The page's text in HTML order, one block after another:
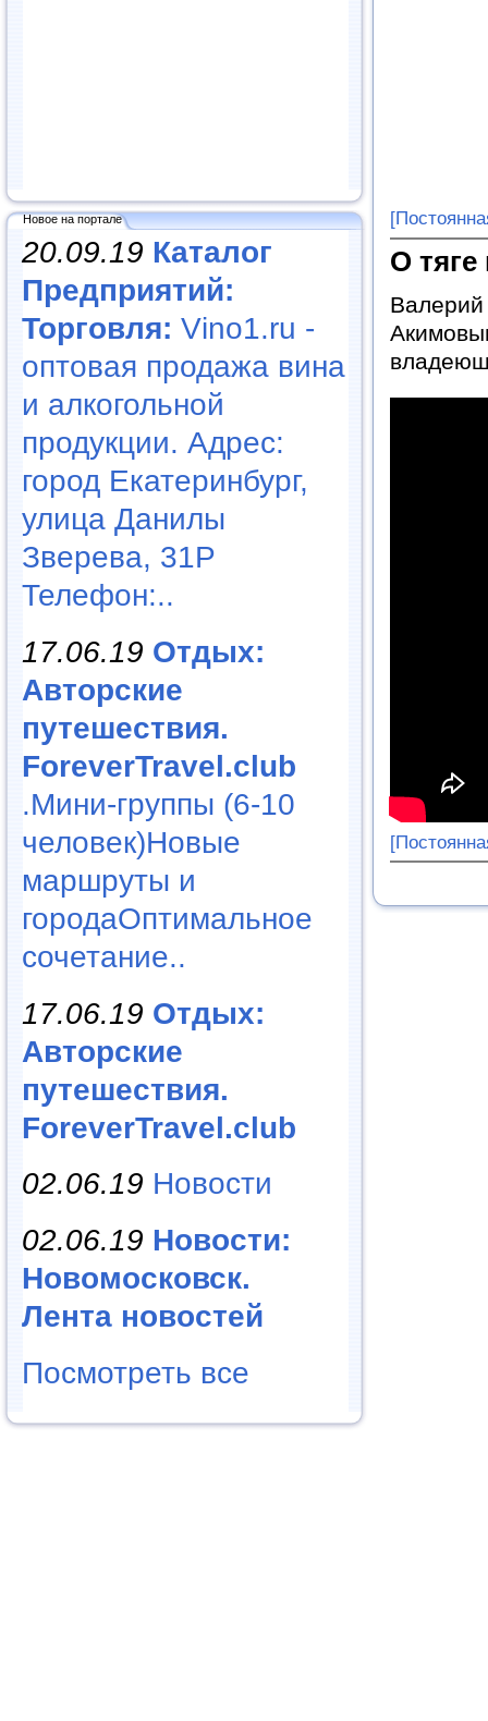
Новое на портале
20.09.19 Каталог
Предприятий:
Торговля: Vino1.ru -
оптовая продажа вина
и алкогольной
продукции. Адрес:
город Екатеринбург,
улица Данилы
Зверева, 31Р
Телефон:..
17.06.19 Отдых:
Авторские
путешествия.
ForeverTravel.club
.Мини-группы (6-10
человек)Новые
маршруты и
городаОптимальное
сочетание..
17.06.19 Отдых:
Авторские
путешествия.
ForeverTravel.club
02.06.19 Новости
02.06.19 Новости:
Новомосковск.
Лента новостей
Посмотреть все
О тяге